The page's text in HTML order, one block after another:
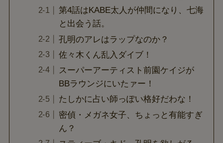
第4話はKABE太人が仲間になり、七海
と出会う話。
孔明のアレはラップなのか？
佐々木くん乱入ダイブ！
スーパーアーティスト前園ケイジが
BBラウンジにいたァー！
たしかに占い師っぽい格好だわな！
密偵・メガネ女子、ちょっと有能すぎ
ん？